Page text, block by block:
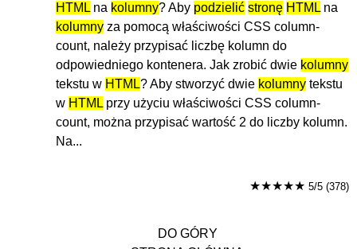
HTML na kolumny? Aby podzielić stronę HTML na
kolumny za pomocą właściwości CSS column-
count, należy przypisać liczbę kolumn do
odpowiedniego kontenera. Jak zrobić dwie kolumny
tekstu w HTML? Aby stworzyć dwie kolumny tekstu
w HTML przy użyciu właściwości CSS column-
count, można przypisać wartość 2 do liczby kolumn.
Na...
★★★★★ 5/5 (378)
DO GÓRY